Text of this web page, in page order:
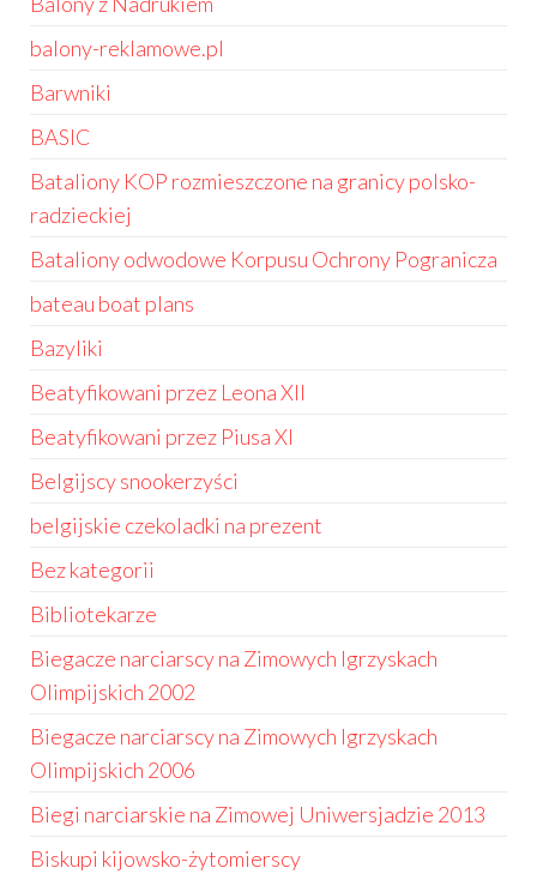
balony-reklamowe.pl
Barwniki
BASIC
Bataliony KOP rozmieszczone na granicy polsko-
radzieckiej
Bataliony odwodowe Korpusu Ochrony Pogranicza
bateau boat plans
Bazyliki
Beatyfikowani przez Leona XII
Beatyfikowani przez Piusa XI
Belgijscy snookerzyści
belgijskie czekoladki na prezent
Bez kategorii
Bibliotekarze
Biegacze narciarscy na Zimowych Igrzyskach
Olimpijskich 2002
Biegacze narciarscy na Zimowych Igrzyskach
Olimpijskich 2006
Biegi narciarskie na Zimowej Uniwersjadzie 2013
Biskupi kijowsko-żytomierscy